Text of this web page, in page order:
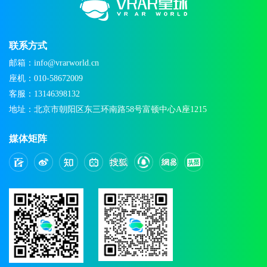
联系方式
邮箱：info@vrarworld.cn
座机：010-58672009
客服：13146398132
地址：北京市朝阳区东三环南路58号富顿中心A座1215
媒体矩阵